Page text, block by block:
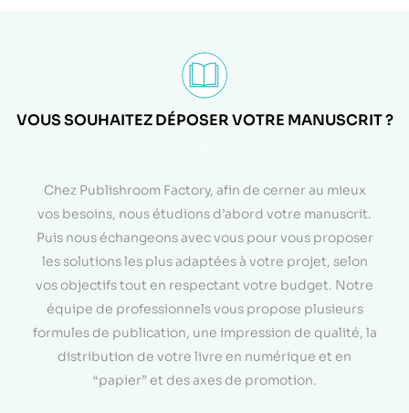
VOUS SOUHAITEZ DÉPOSER VOTRE MANUSCRIT ?
Chez Publishroom Factory, afin de cerner au mieux
vos besoins, nous étudions d’abord votre manuscrit.
Puis nous échangeons avec vous pour vous proposer
les solutions les plus adaptées à votre projet, selon
vos objectifs tout en respectant votre budget. Notre
équipe de professionnels vous propose plusieurs
formules de publication, une impression de qualité, la
distribution de votre livre en numérique et en
“papier” et des axes de promotion.